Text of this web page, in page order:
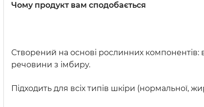
Чому продукт вам сподобається
Створений на основі рослинних
речовини з імбиру.
Підходить для всіх типів шкіри (нормальної,